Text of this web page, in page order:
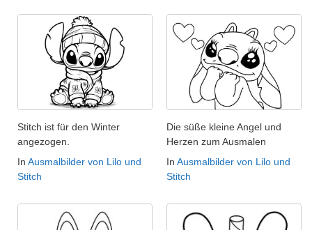
Stitch ist für den Winter
angezogen.
In Ausmalbilder von Lilo und
Stitch
Die süße kleine Angel und
Herzen zum Ausmalen
In Ausmalbilder von Lilo und
Stitch